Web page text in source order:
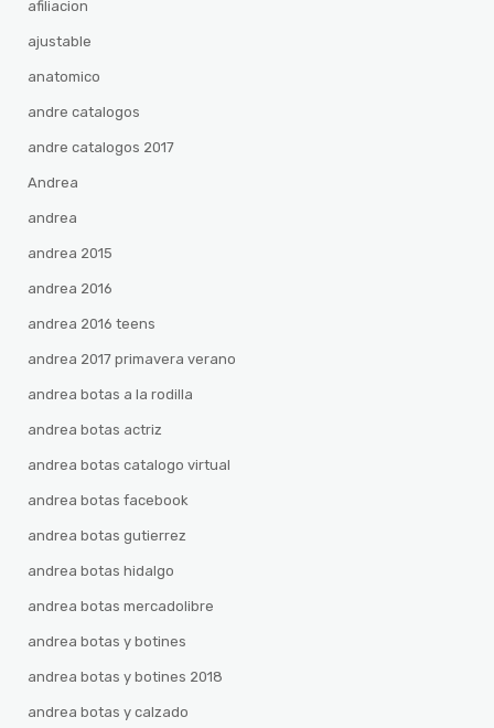
afiliacion
ajustable
anatomico
andre catalogos
andre catalogos 2017
Andrea
andrea
andrea 2015
andrea 2016
andrea 2016 teens
andrea 2017 primavera verano
andrea botas a la rodilla
andrea botas actriz
andrea botas catalogo virtual
andrea botas facebook
andrea botas gutierrez
andrea botas hidalgo
andrea botas mercadolibre
andrea botas y botines
andrea botas y botines 2018
andrea botas y calzado